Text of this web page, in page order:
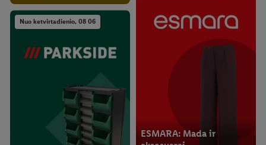
ESMARA: Mada ir
Nuo ketvirtadienio, 08 06